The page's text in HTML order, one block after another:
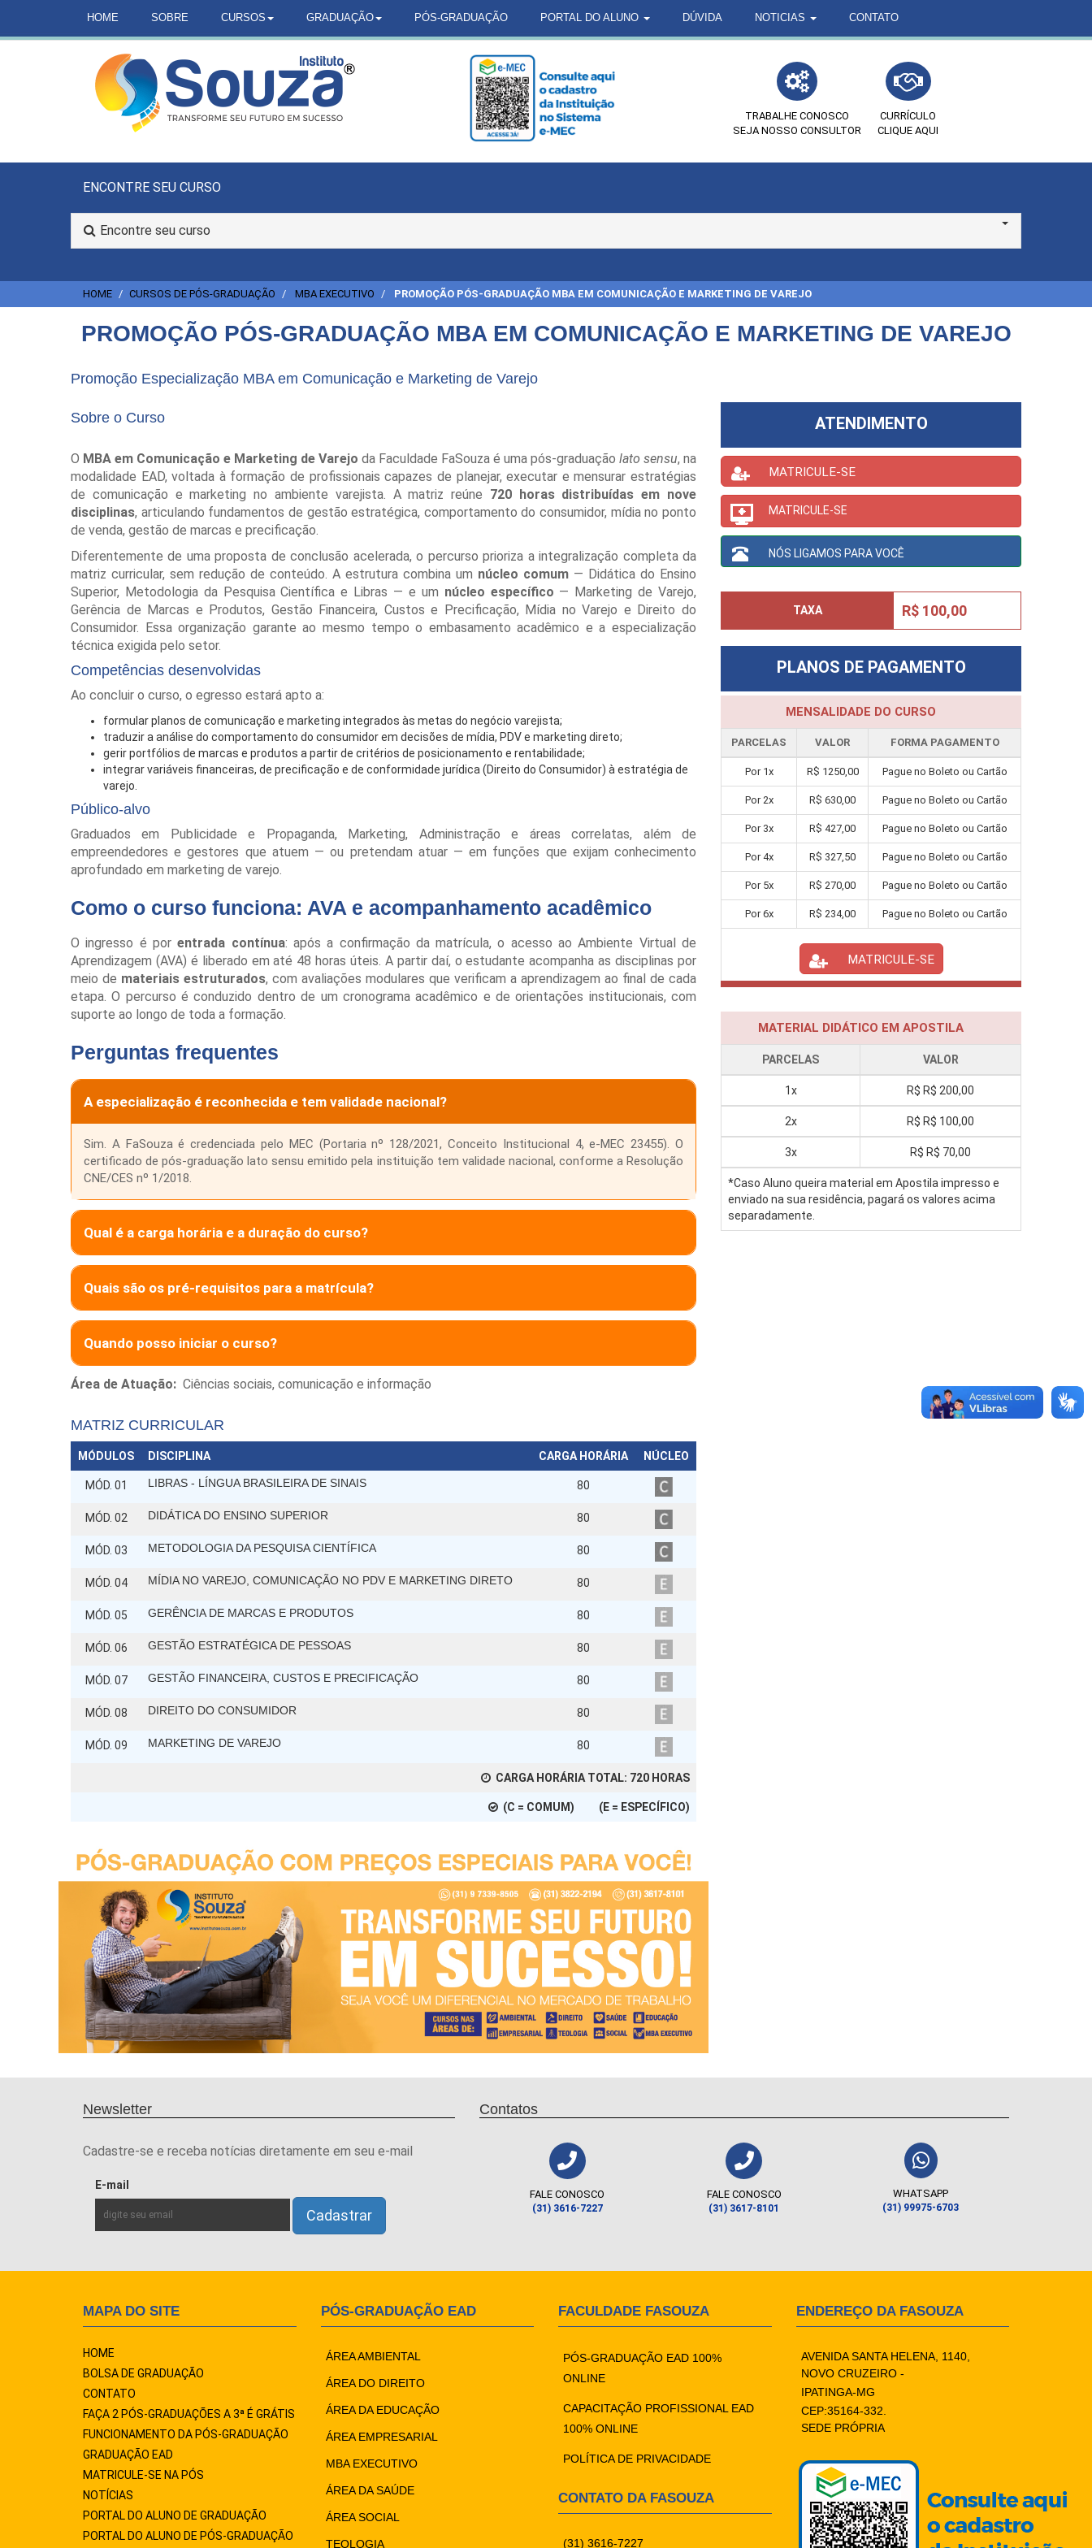
HOME SOBRE CURSOS GRADUAÇÃO PÓS-GRADUAÇÃO PORTAL DO ALUNO DÚVIDA NOTICIAS CONTATO
TRABALHE CONOSCO
SEJA NOSSO CONSULTOR
CURRÍCULO
CLIQUE AQUI
ENCONTRE SEU CURSO
Encontre seu curso
HOME CURSOS DE PÓS-GRADUAÇÃO MBA EXECUTIVO PROMOÇÃO PÓS-GRADUAÇÃO MBA EM COMUNICAÇÃO E MARKETING DE VAREJO
PROMOÇÃO PÓS-GRADUAÇÃO MBA EM COMUNICAÇÃO E MARKETING DE VAREJO
Promoção Especialização MBA em Comunicação e Marketing de Varejo
Sobre o Curso
O MBA em Comunicação e Marketing de Varejo da Faculdade FaSouza é uma pós-graduação lato sensu, na
modalidade EAD, voltada à formação de profissionais capazes de planejar, executar e mensurar estratégias
de comunicação e marketing no ambiente varejista. A matriz reúne 720 horas distribuídas em nove
disciplinas, articulando fundamentos de gestão estratégica, comportamento do consumidor, mídia no ponto
de venda, gestão de marcas e precificação.
Diferentemente de uma proposta de conclusão acelerada, o percurso prioriza a integralização completa da
matriz curricular, sem redução de conteúdo. A estrutura combina um núcleo comum — Didática do Ensino
Superior, Metodologia da Pesquisa Científica e Libras — e um núcleo específico — Marketing de Varejo,
Gerência de Marcas e Produtos, Gestão Financeira, Custos e Precificação, Mídia no Varejo e Direito do
Consumidor. Essa organização garante ao mesmo tempo o embasamento acadêmico e a especialização
técnica exigida pelo setor.
Competências desenvolvidas
Ao concluir o curso, o egresso estará apto a:
formular planos de comunicação e marketing integrados às metas do negócio varejista;
traduzir a análise do comportamento do consumidor em decisões de mídia, PDV e marketing direto;
gerir portfólios de marcas e produtos a partir de critérios de posicionamento e rentabilidade;
integrar variáveis financeiras, de precificação e de conformidade jurídica (Direito do Consumidor) à estratégia de
varejo.
Público-alvo
Graduados em Publicidade e Propaganda, Marketing, Administração e áreas correlatas, além de
empreendedores e gestores que atuem — ou pretendam atuar — em funções que exijam conhecimento
aprofundado em marketing de varejo.
Como o curso funciona: AVA e acompanhamento acadêmico
O ingresso é porentrada contínua: após a confirmação da matrícula, o acesso ao Ambiente Virtual de
Aprendizagem (AVA) é liberado em até 48 horas úteis. A partir daí, o estudante acompanha as disciplinas por
meio de materiais estruturados, com avaliações modulares que verificam a aprendizagem ao final de cada
etapa. O percurso é conduzido dentro de um cronograma acadêmico e de orientações institucionais, com
suporte ao longo de toda a formação.
Perguntas frequentes
A especialização é reconhecida e tem validade nacional?
Sim. A FaSouza é credenciada pelo MEC (Portaria nº 128/2021, Conceito Institucional 4, e-MEC 23455). O
certificado de pós-graduação lato sensu emitido pela instituição tem validade nacional, conforme a Resolução
CNE/CES nº 1/2018.
Qual é a carga horária e a duração do curso?
Quais são os pré-requisitos para a matrícula?
Quando posso iniciar o curso?
Área de Atuação: Ciências sociais, comunicação e informação
MATRIZ CURRICULAR
MÓDULOS DISCIPLINA CARGA HORÁRIA NÚCLEO
MÓD. 01 LIBRAS - LÍNGUA BRASILEIRA DE SINAIS 80
MÓD. 02 DIDÁTICA DO ENSINO SUPERIOR 80
MÓD. 03 METODOLOGIA DA PESQUISA CIENTÍFICA 80
MÓD. 04 MÍDIA NO VAREJO, COMUNICAÇÃO NO PDV E MARKETING DIRETO 80
MÓD. 05 GERÊNCIA DE MARCAS E PRODUTOS 80
MÓD. 06 GESTÃO ESTRATÉGICA DE PESSOAS 80
MÓD. 07 GESTÃO FINANCEIRA, CUSTOS E PRECIFICAÇÃO 80
MÓD. 08 DIREITO DO CONSUMIDOR 80
MÓD. 09 MARKETING DE VAREJO 80
CARGA HORÁRIA TOTAL: 720 HORAS
(C = COMUM) (E = ESPECÍFICO)
ATENDIMENTO
MATRICULE-SE
MATRICULE-SE
NÓS LIGAMOS PARA VOCÊ
TAXA R$ 100,00
PLANOS DE PAGAMENTO
MENSALIDADE DO CURSO
PARCELAS VALOR FORMA PAGAMENTO
Por 1x R$ 1250,00 Pague no Boleto ou Cartão
Por2x R$ 630,00 Pague no Boleto ou Cartão
Por 3x R$ 427,00 Pague no Boleto ou Cartão
Por4x R$ 327,50 Pague no Boleto ou Cartão
Por 5x R$ 270,00 Pague no Boleto ou Cartão
Por6x R$ 234,00 Pague no Boleto ou Cartão
MATRICULE-SE
MATERIAL DIDÁTICO EM APOSTILA
PARCELAS VALOR
1x R$ R$ 200,00
2x R$ R$ 100,00
3x R$ R$ 70,00
*Caso Aluno queira material em Apostila impresso e
enviado na sua residência, pagará os valores acima
separadamente.
Newsletter
Cadastre-se e receba notícias diretamente em seu e-mail
E-mail
Contatos
FALE CONOSCO
(31) 3616-7227
FALE CONOSCO
(31) 3617-8101
WHATSAPP
(31) 99975-6703
MAPA DO SITE
HOME
BOLSA DE GRADUAÇÃO
CONTATO
FAÇA 2 PÓS-GRADUAÇÕES A 3ª É GRÁTIS
FUNCIONAMENTO DA PÓS-GRADUAÇÃO
GRADUAÇÃO EAD
MATRICULE-SE NA PÓS
NOTÍCIAS
PORTAL DO ALUNO DE GRADUAÇÃO
PORTAL DO ALUNO DE PÓS-GRADUAÇÃO
PÓS-GRADUAÇÃO EAD
ÁREA AMBIENTAL
ÁREA DO DIREITO
ÁREA DA EDUCAÇÃO
ÁREA EMPRESARIAL
MBA EXECUTIVO
ÁREA DA SAÚDE
ÁREA SOCIAL
TEOLOGIA
FACULDADE FASOUZA
PÓS-GRADUAÇÃO EAD 100%
ONLINE
CAPACITAÇÃO PROFISSIONAL EAD
100% ONLINE
POLÍTICA DE PRIVACIDADE
CONTATO DA FASOUZA
(31) 3616-7227
ENDEREÇO DA FASOUZA
AVENIDA SANTA HELENA, 1140,
NOVO CRUZEIRO -
IPATINGA-MG
CEP:35164-332.
SEDE PRÓPRIA